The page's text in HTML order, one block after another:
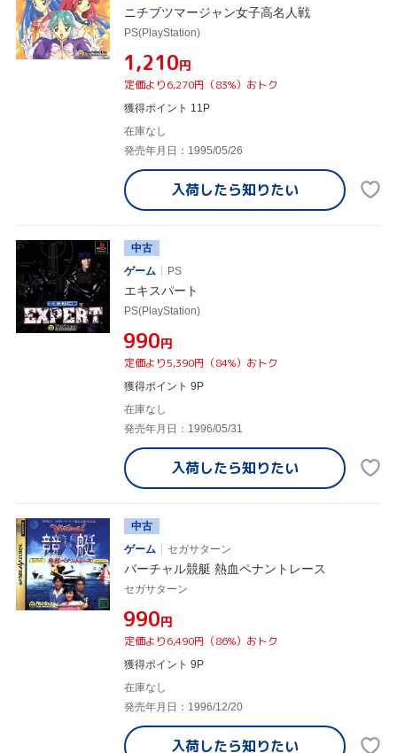
ニチブツマージャン女子高名人戦
PS(PlayStation)
¥1,210円
定価より6,270円（83%）おトク
獲得ポイント 11P
在庫なし
発売年月日：1995/05/26
入荷したら知りたい
中古
ゲーム
PS
エキスパート
PS(PlayStation)
¥990円
定価より5,390円（84%）おトク
獲得ポイント 9P
在庫なし
発売年月日：1996/05/31
入荷したら知りたい
中古
ゲーム
セガサターン
バーチャル競艇 熱血ペナントレース
セガサターン
¥990円
定価より6,490円（86%）おトク
獲得ポイント 9P
在庫なし
発売年月日：1996/12/20
入荷したら知りたい